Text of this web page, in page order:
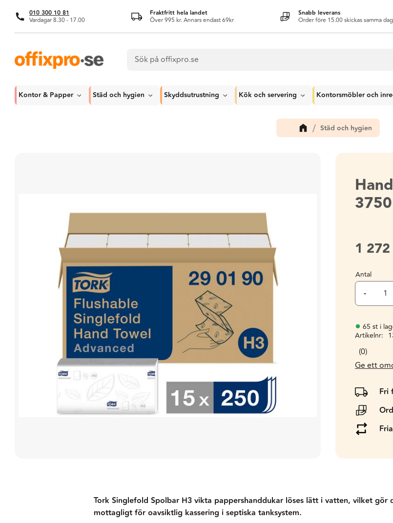
010 300 10 81
Vardagar 8.30 - 17.00
Fraktfritt hela landet
Över 995 kr. Annars endast 69kr
Snabb leverans
Order före 15.00 skickas samma dag
Kontor & Papper Städ och hygien Skyddsutrustning Kök och servering Kontorsmöbler och
Städ och hygien
1 272
Antal
-
65 st i
Artikelnr
0
Ge ett
Fri
Tork Singlefold Spolbar H3 vikta pappershanddukar löses lätt i vatten, vilket
mottagligt för oavsiktlig kassering i septiska tanksystem.